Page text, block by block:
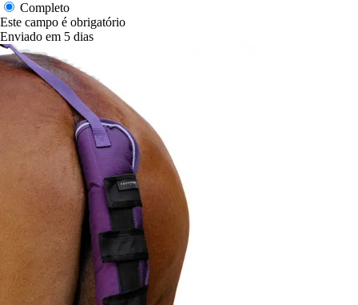
Completo
Este campo é obrigatório
Enviado em 5 dias